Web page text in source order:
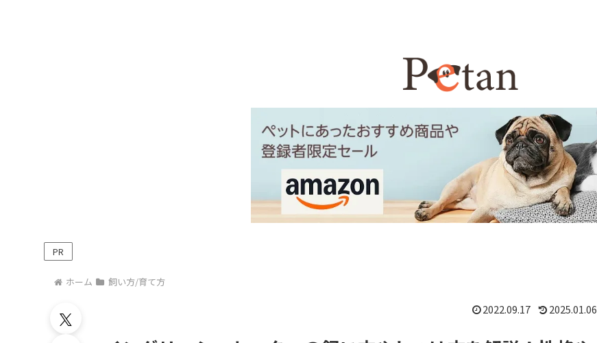
PR
ホーム 飼い方/育て方
2022.09.17 2025.01.06